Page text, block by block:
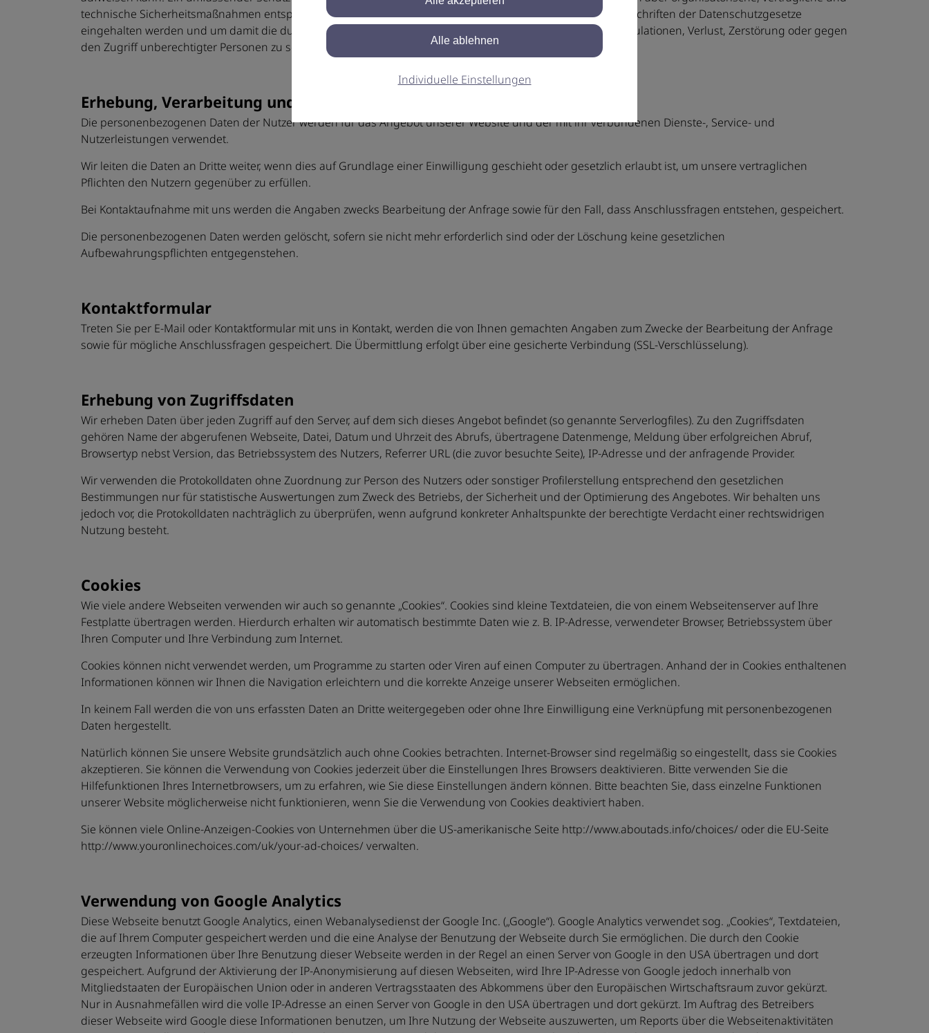
technische Sicherheitsmaßnahmen entsprechend dem Stand der Technik, um sicher zu stellen, dass die Vorschriften der Datenschutzgesetze
eingehalten werden und um damit die durch uns verwalteten Daten gegen zufällige oder vorsätzliche Manipulationen, Verlust, Zerstörung oder gegen
den Zugriff unberechtigter Personen zu schützen.
Erhebung, Verarbeitung und Nutzung personenbezogener Daten
Die personenbezogenen Daten der Nutzer werden für das Angebot unserer Website und der mit ihr verbundenen Dienste-, Service- und
Nutzerleistungen verwendet.
Wir leiten die Daten an Dritte weiter, wenn dies auf Grundlage einer Einwilligung geschieht oder gesetzlich erlaubt ist, um unsere vertraglichen
Pflichten den Nutzern gegenüber zu erfüllen.
Bei Kontaktaufnahme mit uns werden die Angaben zwecks Bearbeitung der Anfrage sowie für den Fall, dass Anschlussfragen entstehen, gespeichert.
Die personenbezogenen Daten werden gelöscht, sofern sie nicht mehr erforderlich sind oder der Löschung keine gesetzlichen
Aufbewahrungspflichten entgegenstehen.
Kontaktformular
Treten Sie per E-Mail oder Kontaktformular mit uns in Kontakt, werden die von Ihnen gemachten Angaben zum Zwecke der Bearbeitung der Anfrage
sowie für mögliche Anschlussfragen gespeichert. Die Übermittlung erfolgt über eine gesicherte Verbindung (SSL-Verschlüsselung).
Erhebung von Zugriffsdaten
Wir erheben Daten über jeden Zugriff auf den Server, auf dem sich dieses Angebot befindet (so genannte Serverlogfiles). Zu den Zugriffsdaten
gehören Name der abgerufenen Webseite, Datei, Datum und Uhrzeit des Abrufs, übertragene Datenmenge, Meldung über erfolgreichen Abruf,
Browsertyp nebst Version, das Betriebssystem des Nutzers, Referrer URL (die zuvor besuchte Seite), IP-Adresse und der anfragende Provider.
Wir verwenden die Protokolldaten ohne Zuordnung zur Person des Nutzers oder sonstiger Profilerstellung entsprechend den gesetzlichen
Bestimmungen nur für statistische Auswertungen zum Zweck des Betriebs, der Sicherheit und der Optimierung des Angebotes. Wir behalten uns
jedoch vor, die Protokolldaten nachträglich zu überprüfen, wenn aufgrund konkreter Anhaltspunkte der berechtigte Verdacht einer rechtswidrigen
Nutzung besteht.
Cookies
Wie viele andere Webseiten verwenden wir auch so genannte „Cookies“. Cookies sind kleine Textdateien, die von einem Webseitenserver auf Ihre
Festplatte übertragen werden. Hierdurch erhalten wir automatisch bestimmte Daten wie z. B. IP-Adresse, verwendeter Browser, Betriebssystem über
Ihren Computer und Ihre Verbindung zum Internet.
Cookies können nicht verwendet werden, um Programme zu starten oder Viren auf einen Computer zu übertragen. Anhand der in Cookies enthaltenen
Informationen können wir Ihnen die Navigation erleichtern und die korrekte Anzeige unserer Webseiten ermöglichen.
In keinem Fall werden die von uns erfassten Daten an Dritte weitergegeben oder ohne Ihre Einwilligung eine Verknüpfung mit personenbezogenen
Daten hergestellt.
Natürlich können Sie unsere Website grundsätzlich auch ohne Cookies betrachten. Internet-Browser sind regelmäßig so eingestellt, dass sie Cookies
akzeptieren. Sie können die Verwendung von Cookies jederzeit über die Einstellungen Ihres Browsers deaktivieren. Bitte verwenden Sie die
Hilfefunktionen Ihres Internetbrowsers, um zu erfahren, wie Sie diese Einstellungen ändern können. Bitte beachten Sie, dass einzelne Funktionen
unserer Website möglicherweise nicht funktionieren, wenn Sie die Verwendung von Cookies deaktiviert haben.
Sie können viele Online-Anzeigen-Cookies von Unternehmen über die US-amerikanische Seite http://www.aboutads.info/choices/ oder die EU-Seite
http://www.youronlinechoices.com/uk/your-ad-choices/ verwalten.
Verwendung von Google Analytics
Diese Webseite benutzt Google Analytics, einen Webanalysedienst der Google Inc. („Google“). Google Analytics verwendet sog. „Cookies“, Textdateien,
die auf Ihrem Computer gespeichert werden und die eine Analyse der Benutzung der Webseite durch Sie ermöglichen. Die durch den Cookie
erzeugten Informationen über Ihre Benutzung dieser Webseite werden in der Regel an einen Server von Google in den USA übertragen und dort
gespeichert. Aufgrund der Aktivierung der IP-Anonymisierung auf diesen Webseiten, wird Ihre IP-Adresse von Google jedoch innerhalb von
Mitgliedstaaten der Europäischen Union oder in anderen Vertragsstaaten des Abkommens über den Europäischen Wirtschaftsraum zuvor gekürzt.
Nur in Ausnahmefällen wird die volle IP-Adresse an einen Server von Google in den USA übertragen und dort gekürzt. Im Auftrag des Betreibers
dieser Webseite wird Google diese Informationen benutzen, um Ihre Nutzung der Webseite auszuwerten, um Reports über die Webseitenaktivitäten
Individuelle Einstellungen